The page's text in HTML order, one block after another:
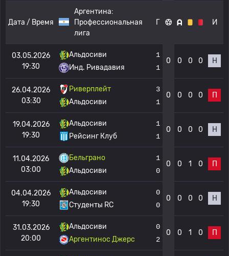
Дата / Время
Аргентина:
Профессиональная
лига
Г И
03.05.2026
19:30
Альдосиви
Инд. Ривадавия
1
1
0 0 0 0 Н
26.04.2026
03:30
Риверплейт
Альдосиви
3
1
0 0 0 0 П
19.04.2026
19:30
Альдосиви
Рейсинг Клуб
1
1
0 0 0 0 Н
11.04.2026
03:00
Бельграно
Альдосиви
1
0
0 0 1 0 П
04.04.2026
19:30
Альдосиви
Студенты RC
0
0
0 0 0 0 Н
31.03.2026
20:00
Альдосиви
Аргентинос Джерс
0
2
0 0 1 0 П